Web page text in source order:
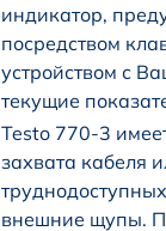
индикатор,
посредством
устройством с
текущие
Testo 770-3
захвата кабеля
внешние щупы.